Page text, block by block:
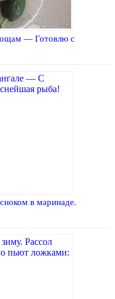
— Готовлю с
в маринаде.